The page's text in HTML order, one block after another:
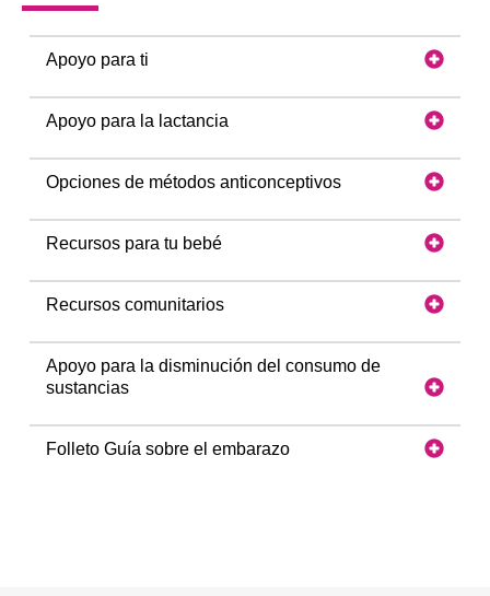
Apoyo para ti
Apoyo para la lactancia
Opciones de métodos anticonceptivos
Recursos para tu bebé
Recursos comunitarios
Apoyo para la disminución del consumo de
sustancias
Folleto Guía sobre el embarazo